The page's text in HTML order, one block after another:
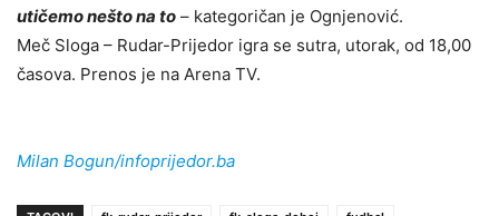
utičemo nešto na to – kategoričan je Ognjenović.
Meč Sloga – Rudar-Prijedor igra se sutra, utorak, od 18,00
časova. Prenos je na Arena TV.
Milan Bogun/infoprijedor.ba